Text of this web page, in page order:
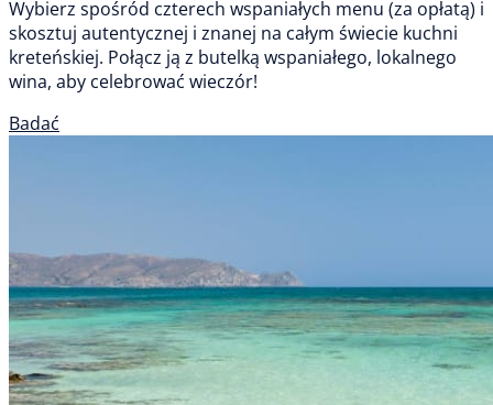
Wybierz spośród czterech wspaniałych menu (za opłatą) i
skosztuj autentycznej i znanej na całym świecie kuchni
kreteńskiej. Połącz ją z butelką wspaniałego, lokalnego
wina, aby celebrować wieczór!
Badać